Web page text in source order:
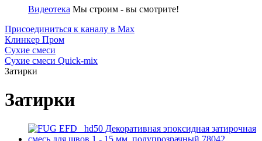
Видеотека Мы строим - вы смотрите!
Присоединиться к каналу в Max
Клинкер Пром
Сухие смеси
Сухие смеси Quick-mix
Затирки
Затирки